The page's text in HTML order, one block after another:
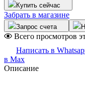
Купить сейчас
Забрать в магазине
Запрос счета
Всего просмотров
Написать в
в Max
Описание